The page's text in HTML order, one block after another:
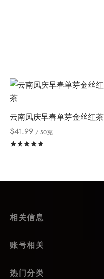
云南凤庆早春单芽金丝红茶
$41.99 / 50克
相关信息
账号相关
热门分类